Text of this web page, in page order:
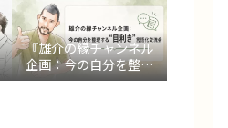
『雄介の縁チャンネル
企画：今の自分を整理
する“目利き”言語化交